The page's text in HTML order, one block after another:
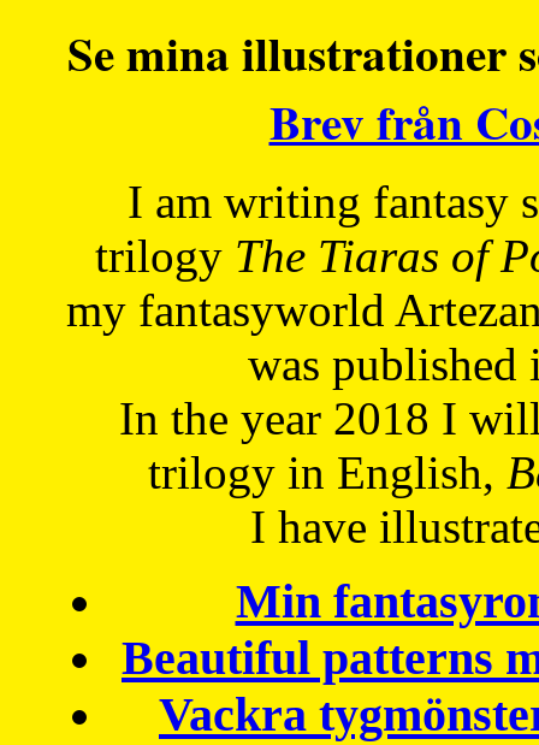
Se mina illustrationer
Brev från
I am writing fantasy
trilogy The Tiaras of
my fantasyworld
was published
In the year 2018 I
trilogy in English,
I have
Min
Beautiful patterns
Vackra